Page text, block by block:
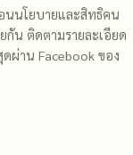
นนโยบายและสิทธิคน
กัน ติดตามรายละเอียด
ดผ่าน Facebook ของ